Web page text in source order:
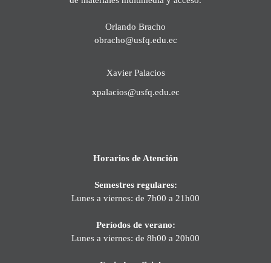
Orlando Bracho
obracho@usfq.edu.ec
Xavier Palacios
xpalacios@usfq.edu.ec
Horarios de Atención
Semestres regulares:
Lunes a viernes: de 7h00 a 21h00
Períodos de verano:
Lunes a viernes: de 8h00 a 20h00